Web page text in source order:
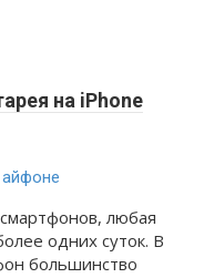
на iPhone
любая
одних суток. В
большинство